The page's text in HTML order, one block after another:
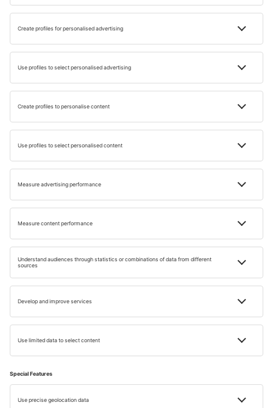
pentru bărbați, cât și pentru femei. Am ajuns la Pura Ulun
1926. La câteva zile după erupție, localnicii au decis să-l
reconstruiască.
FAQ
Care sunt atractiile turistice din Kintamani, Bali?
Cum este cazarea în Kintamani, Bali?
Ce ritualuri se practică în Kintamani, Bali?
Care este principala activitate economică în
Kintamani, Bali?
Ce servicii oferă gazdele la Batur Pyramid
Guesthouse în Kintamani, Bali?
Ce înseamnă 'Kopi Luwak' și cum este pregătită?